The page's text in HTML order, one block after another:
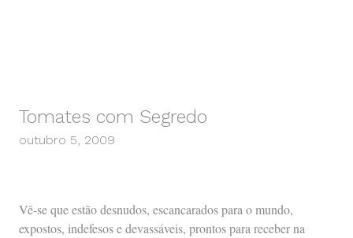
Tomates com Segredo
outubro 5, 2009
Vê-se que estão desnudos, escancarados para o mundo,
expostos, indefesos e devassáveis, prontos para receber na